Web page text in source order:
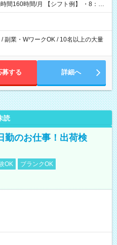
【シフト例】 ・8：00
副業・WワークOK / 10名以上の大量
募する 詳細へ
読
勤のお仕事！出荷検
OK
ブランクOK